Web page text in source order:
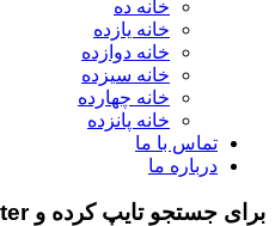
خانه ده
خانه یازده
خانه دوازده
خانه سیزده
خانه چهارده
خانه پانزده
تماس با ما
درباره ما
برای جستجو تایپ کرده و Enter را بزنید